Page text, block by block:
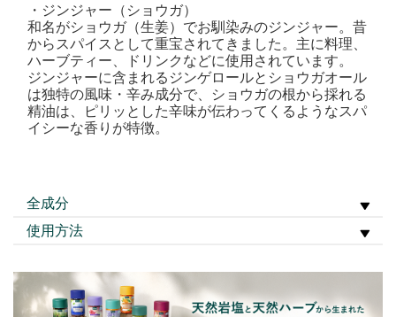
・ジンジャー（ショウガ）
和名がショウガ（生姜）でお馴染みのジンジャー。昔
からスパイスとして重宝されてきました。主に料理、
ハーブティー、ドリンクなどに使用されています。
ジンジャーに含まれるジンゲロールとショウガオール
は独特の風味・辛み成分で、ショウガの根から採れる
精油は、ピリッとした辛味が伝わってくるようなスパ
イシーな香りが特徴。
全成分
使用方法